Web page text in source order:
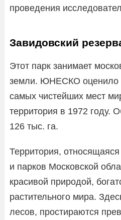
проведения
Завидовский
Этот парк занимает
земли. ЮНЕСКО оценило
самых чистейших мест
территория в 1972 году.
126 тыс. га.
Территория,
и парков Московской
красивой природой,
растительного мира.
лесов, простираются